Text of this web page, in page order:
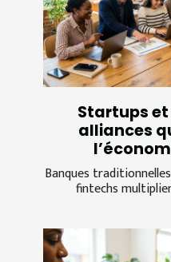
Startups et
alliances
Banques
fintechs